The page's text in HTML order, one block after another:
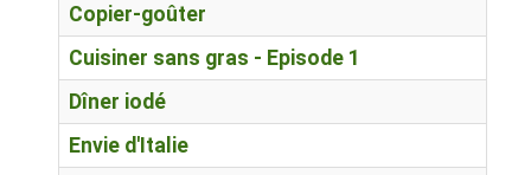
Copier-goûter
Cuisiner sans gras - Episode 1
Dîner iodé
Envie d'Italie